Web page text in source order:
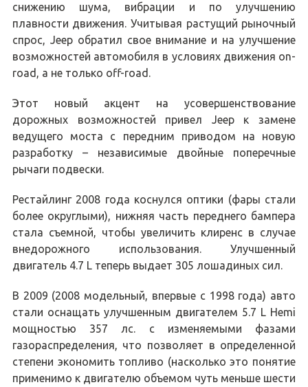
снижению шума, вибрации и по улучшению
плавности движения. Учитывая растущий рыночный
спрос, Jeep обратил свое внимание и на улучшение
возможностей автомобиля в условиях движения on-
road, а не только off-road.
Этот новый акцент на усовершенствование
дорожных возможностей привел Jeep к замене
ведущего моста с передним приводом на новую
разработку – независимые двойные поперечные
рычаги подвески.
Рестайлинг 2008 года коснулся оптики (фары стали
более округлыми), нижняя часть переднего бампера
стала съемной, чтобы увеличить клиренс в случае
внедорожного использования. Улучшенный
двигатель 4.7 L теперь выдает 305 лошадиных сил.
В 2009 (2008 модельный, впервые с 1998 года) авто
стали оснащать улучшенным двигателем 5.7 L Hemi
мощностью 357 лс. с изменяемыми фазами
газораспределения, что позволяет в определенной
степени экономить топливо (насколько это понятие
применимо к двигателю объемом чуть меньше шести